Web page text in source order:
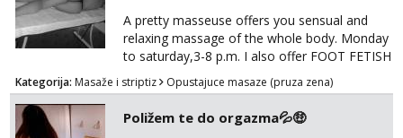
A pretty masseuse offers you sensual and
relaxing massage of the whole body. Monday
to saturday,3-8 p.m. I also offer FOOT FETISH
for lovers of beautiful feets👣👠👡👢 Calls
only,no messages! *NO SEX *PRIORITY IS
GIVEN TO REGULAR CLIENTS
Kategorija: Masaže i striptiz Opustajuce masaze (pruza zena)
Poližem te do orgazma💦🤑